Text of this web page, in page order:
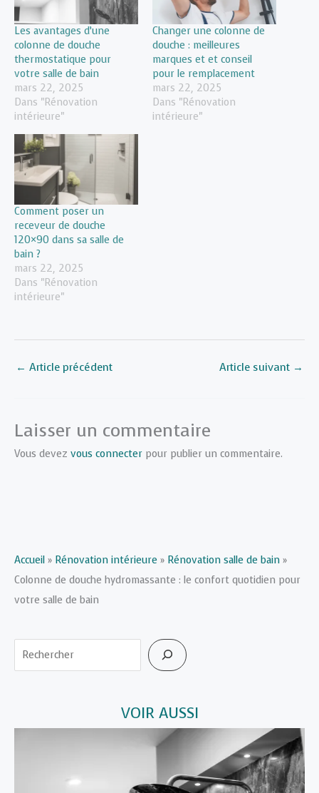
Les avantages d’une
colonne de douche
thermostatique pour
votre salle de bain
mars 22, 2025
Dans "Rénovation
intérieure"
Changer une colonne de
douche : meilleures
marques et et conseil
pour le remplacement
mars 22, 2025
Dans "Rénovation
intérieure"
Comment poser un
receveur de douche
120×90 dans sa salle de
bain ?
mars 22, 2025
Dans "Rénovation
intérieure"
← Article précédent Article suivant →
Laisser un commentaire
Vous devez vous connecter pour publier un commentaire.
Accueil » Rénovation intérieure » Rénovation salle de bain »
Colonne de douche hydromassante : le confort quotidien pour
votre salle de bain
Rechercher
VOIR AUSSI